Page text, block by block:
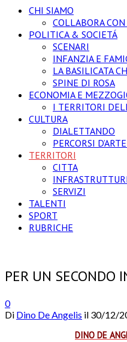
CHI SIAMO
COLLABORA
POLITICA & SOCIETÁ
SCENARI
INFANZIA E
LA BASILICATA
SPINE DI ROSA
ECONOMIA E
I TERRITORI
CULTURA
DIALETTANDO
PERCORSI
TERRITORI
CITTA
SERVIZI
TALENTI
SPORT
RUBRICHE
PER UN SECONDO
0
Di Dino De Angelis il 30/12/
DINO DE